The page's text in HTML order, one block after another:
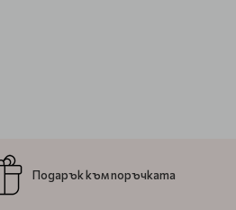
Подарък към поръчката